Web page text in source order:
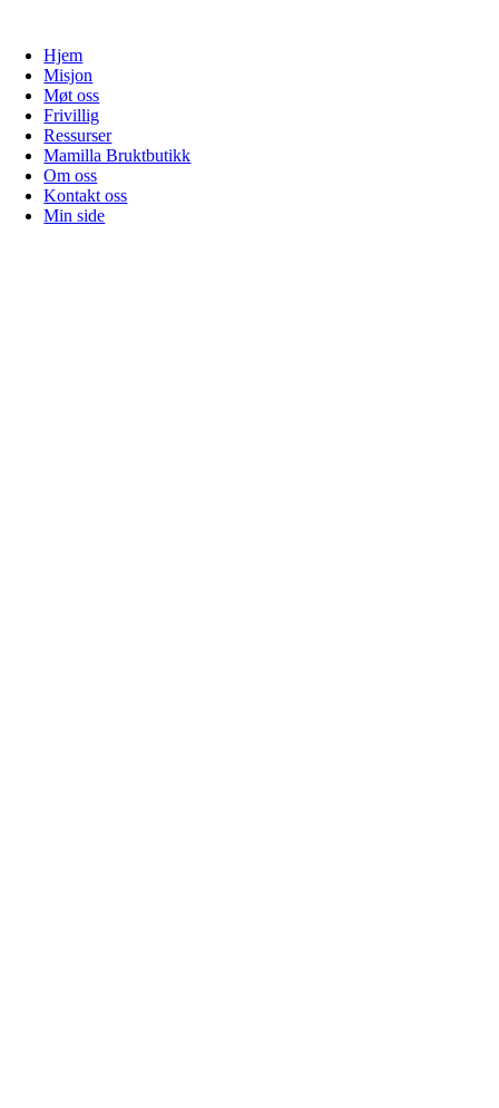
Hjem
Misjon
Møt oss
Frivillig
Ressurser
Mamilla Bruktbutikk
Om oss
Kontakt oss
Min side